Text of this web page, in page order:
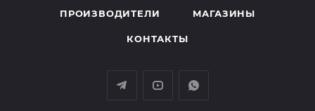
ПРОИЗВОДИТЕЛИ МАГАЗИНЫ
КОНТАКТЫ